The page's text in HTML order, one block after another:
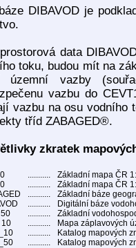
DIBAVOD je
data
toku, budou mít na
územní vazby
vazbu do
vazbu na osu vodního
tříd ZABAGED®.
zkratek
...........
Základní mapa ČR
...........
Základní mapa ČR
...........
Základní báze
...........
Digitální báze
...........
Základní
10
...........
Mapa záplavových
...........
Katalog mapových
........... Katalog mapových